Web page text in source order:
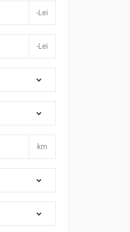
-Lei
-Lei
km